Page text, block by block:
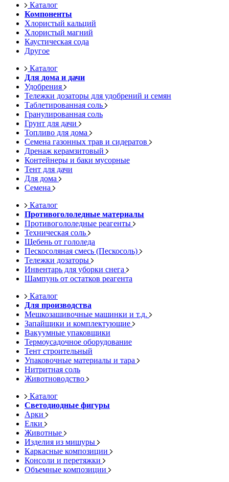
Каталог
Компоненты
Хлористый кальций
Хлористый магний
Каустическая сода
Другое
Каталог
Для дома и дачи
Удобрения
Тележки дозаторы для удобрений и семян
Таблетированная соль
Гранулированная соль
Грунт для дачи
Топливо для дома
Семена газонных трав и сидератов
Дренаж керамзитовый
Контейнеры и баки мусорные
Тент для дачи
Для дома
Семена
Каталог
Противогололедные материалы
Противогололедные реагенты
Техническая соль
Щебень от гололеда
Пескосоляная смесь (Пескосоль)
Тележки дозаторы
Инвентарь для уборки снега
Шампунь от остатков реагента
Каталог
Для производства
Мешкозашивочные машинки и т.д.
Запайщики и комплектующие
Вакуумные упаковщики
Термоусадочное оборудование
Тент строительный
Упаковочные материалы и тара
Нитритная соль
Животноводство
Каталог
Светодиодные фигуры
Арки
Елки
Животные
Изделия из мишуры
Каркасные композиции
Консоли и перетяжки
Объемные композиции